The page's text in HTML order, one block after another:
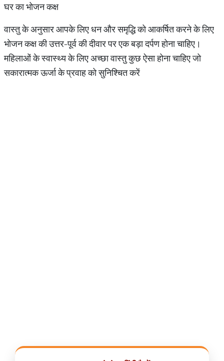
घर का भोजन कक्ष
वास्तु के अनुसार आपके लिए धन और समृद्धि को आकर्षित करने के लिए
भोजन कक्ष की उत्तर-पूर्व की दीवार पर एक बड़ा दर्पण होना चाहिए।
महिलाओं के स्वास्थ्य के लिए अच्छा वास्तु कुछ ऐसा होना चाहिए जो
सकारात्मक ऊर्जा के प्रवाह को सुनिश्चित करें